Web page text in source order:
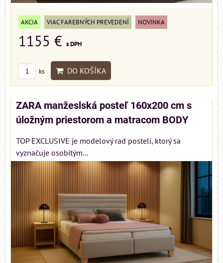
AKCIA VIAC FAREBNÝCH PREVEDENÍ NOVINKA
1155 € s DPH
ks DO KOŠÍKA
ZARA manžeslská posteľ 160x200 cm s
úložným priestorom a matracom BODY
TOP EXCLUSIVE je modelový rad postelí, ktorý sa
vyznačuje osobitým...